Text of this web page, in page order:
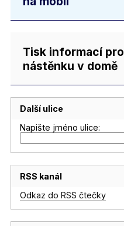
Tisk informací pro
nástěnku v domě
Další ulice
Napište jméno ulice:
RSS kanál
Odkaz do RSS čtečky